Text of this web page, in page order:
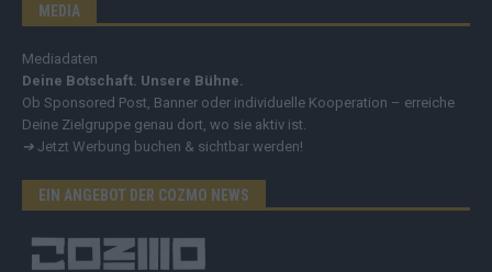
MEDIA
Mediadaten
Deine Botschaft. Unsere Bühne.
Ob Sponsored Post, Banner oder individuelle Kooperation – erreiche
Deine Zielgruppe genau dort, wo sie aktiv ist.
➔ Jetzt Werbung buchen & sichtbar werden!
EIN ANGEBOT DER COZMO NEWS